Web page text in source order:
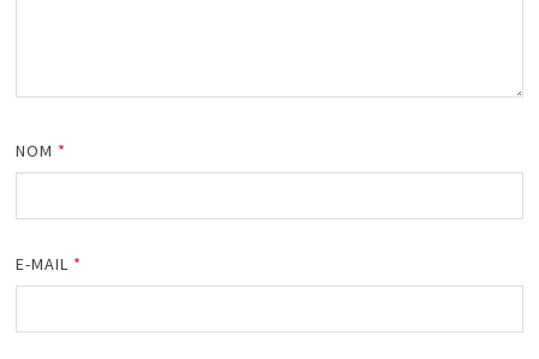
NOM *
E-MAIL *